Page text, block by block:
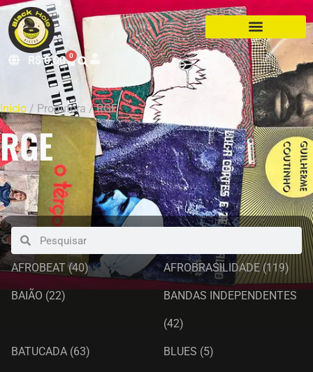
R$0,00 0
Início / Produtora / RGE
RGE
AFROBEAT(40) AFROBRASILIDADE(119)
BAIÃO (22) BANDAS INDEPENDENTES
(42)
BATUCADA (63) BLUES (5)